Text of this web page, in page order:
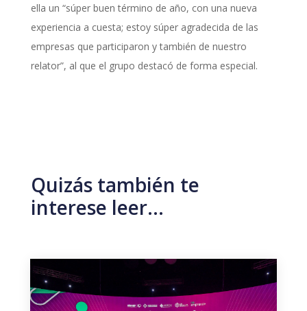
ella un “súper buen término de año, con una nueva
experiencia a cuesta; estoy súper agradecida de las
empresas que participaron y también de nuestro
relator”, al que el grupo destacó de forma especial.
Quizás también te
interese leer…